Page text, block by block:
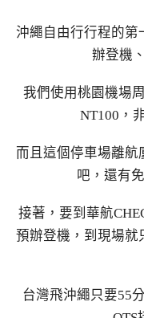
沖繩自由行行程的第
辦登機
我們使用桃園機場
NT100，
而且這個停車場離航
吧，還有
接著，要到華航
預辦登機，到現場就
台灣飛沖繩只要55